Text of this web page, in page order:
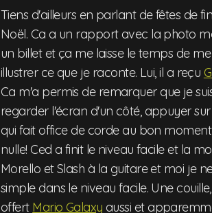
Tiens d'ailleurs en parlant de fêtes de
Noël. Ca a un rapport avec la photo
un billet et ça me laisse le temps de
illustrer ce que je raconte. Lui, il a reçu
Ca m'a permis de remarquer que je
regarder l'écran d'un côté, appuyer
qui fait office de corde au bon
nulle! Ced a finit le niveau facile et la
Morello et Slash à la guitare et moi je
simple dans le niveau facile. Une
offert Mario Galaxy aussi et